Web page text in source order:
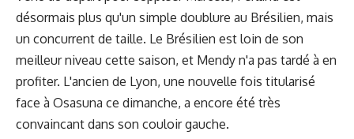
désormais plus qu'un simple doublure au Brésilien, mais
un concurrent de taille. Le Brésilien est loin de son
meilleur niveau cette saison, et Mendy n'a pas tardé à en
profiter. L'ancien de Lyon, une nouvelle fois titularisé
face à Osasuna ce dimanche, a encore été très
convaincant dans son couloir gauche.